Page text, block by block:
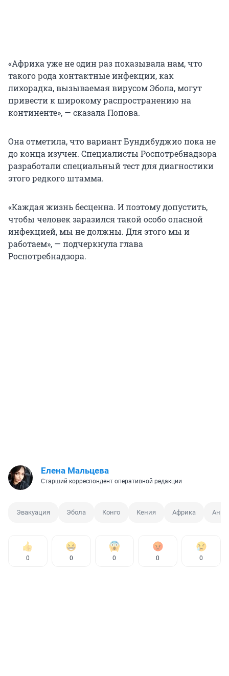
«Африка уже не один раз показывала нам, что
такого рода контактные инфекции, как
лихорадка, вызываемая вирусом Эбола, могут
привести к широкому распространению на
континенте», — сказала Попова.
Она отметила, что вариант Бундибуджио пока не
до конца изучен. Специалисты Роспотребнадзора
разработали специальный тест для диагностики
этого редкого штамма.
«Каждая жизнь бесценна. И поэтому допустить,
чтобы человек заразился такой особо опасной
инфекцией, мы не должны. Для этого мы и
работаем», — подчеркнула глава
Роспотребнадзора.
Елена Мальцева
Старший корреспондент оперативной редакции
Эвакуация Эбола Конго Кения Африка Анна
0 0 0 0 0